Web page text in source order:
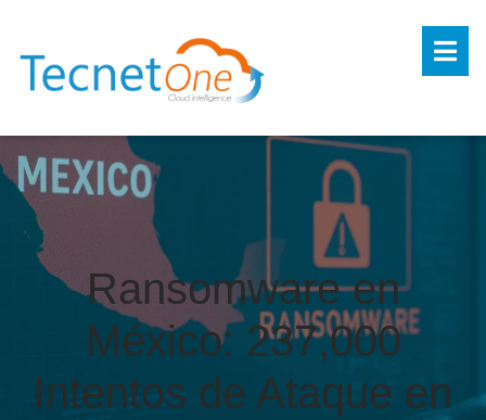
Ransomware en
México: 237,000
Intentos de Ataque en